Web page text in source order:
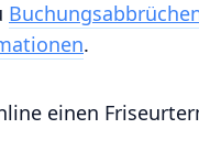
.